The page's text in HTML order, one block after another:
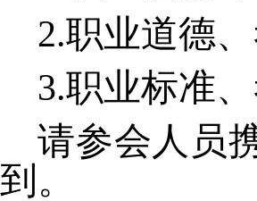
2.职业道德
3.职业标准
请参会人员
到。